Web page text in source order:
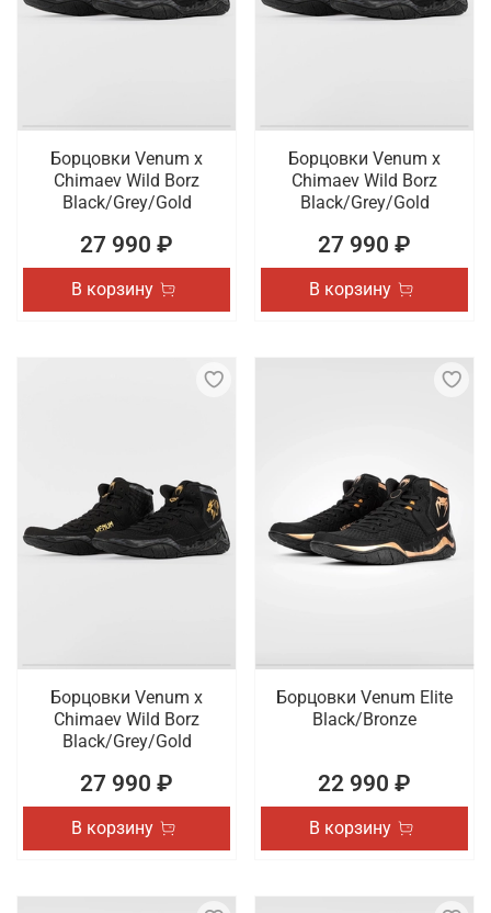
спортивные боксерки от известных брендов. В
оформленных онлайн заказов по Ростову-на-Дону.
Борцовки Venum x
Chimaev Wild Borz
Black/Grey/Gold
27 990 ₽
В корзину
Борцовки Venum x
Chimaev Wild Borz
Black/Grey/Gold
27 990 ₽
В корзину
Борцовки Venum x
Chimaev Wild Borz
Black/Grey/Gold
27 990 ₽
В корзину
Борцовки Venum Elite
Black/Bronze
22 990 ₽
В корзину